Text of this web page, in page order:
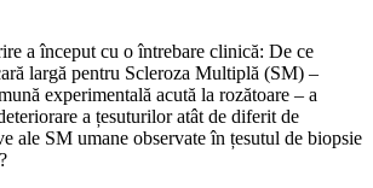
a început cu o întrebare clinică: De ce
largă pentru Scleroza Multiplă (SM) –
experimentală acută la rozătoare – a
a țesuturilor atât de diferit de
ale SM umane observate în țesutul de biopsie